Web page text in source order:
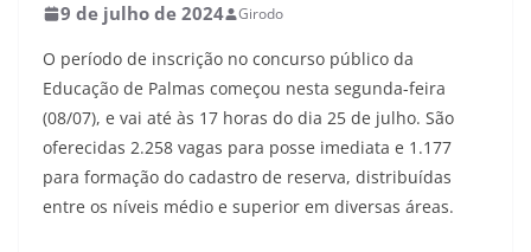
9 de julho de 2024 Girodo
O período de inscrição no concurso público da
Educação de Palmas começou nesta segunda-feira
(08/07), e vai até às 17 horas do dia 25 de julho. São
oferecidas 2.258 vagas para posse imediata e 1.177
para formação do cadastro de reserva, distribuídas
entre os níveis médio e superior em diversas áreas.